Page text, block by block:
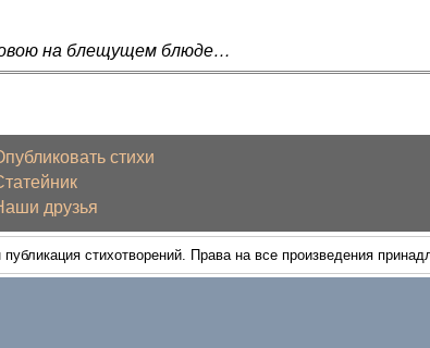
на блещущем блюде…
стихи
друзья
публикация стихотворений. Права на все произведения